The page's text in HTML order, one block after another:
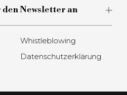
Newsletter an
Whistleblowing
Datenschutzerklärung